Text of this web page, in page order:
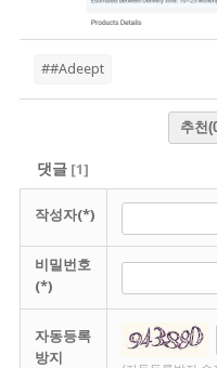
##Adeept
추천
댓글[1]
작성자(*)
비밀번호
(*)
자동등록
방지